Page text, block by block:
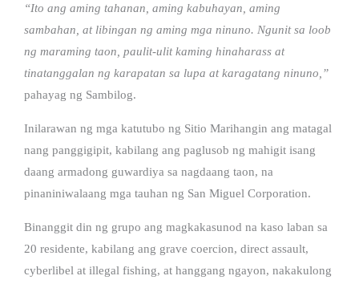
“Ito ang aming tahanan, aming kabuhayan, aming
sambahan, at libingan ng aming mga ninuno. Ngunit sa loob
ng maraming taon, paulit-ulit kaming hinaharass at
tinatanggalan ng karapatan sa lupa at karagatang ninuno,”
pahayag ng Sambilog.
Inilarawan ng mga katutubo ng Sitio Marihangin ang matagal
nang panggigipit, kabilang ang paglusob ng mahigit isang
daang armadong guwardiya sa nagdaang taon, na
pinaniniwalaang mga tauhan ng San Miguel Corporation.
Binanggit din ng grupo ang magkakasunod na kaso laban sa
20 residente, kabilang ang grave coercion, direct assault,
cyberlibel at illegal fishing, at hanggang ngayon, nakakulong